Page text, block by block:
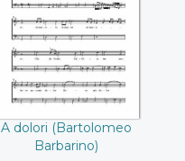
(Bartolomeo
Barbarino)
A dolori (Bartolomeo
Barbarino)